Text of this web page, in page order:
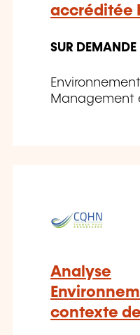
accréditée
SUR DEMANDE
Management
Analyse
contexte